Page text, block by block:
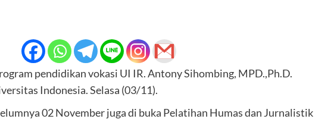
pendidikan vokasi UI IR. Antony Sihombing, MPD.,Ph.D.
Indonesia. Selasa (03/11).
02 November juga di buka Pelatihan Humas dan Jurnalistik